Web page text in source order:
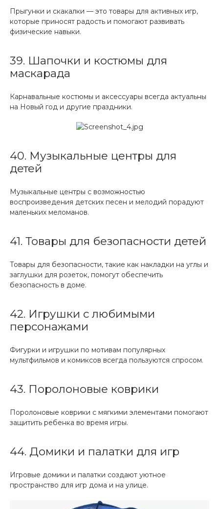
Прыгунки и скакалки — это товары для активных игр,
которые приносят радость и помогают развивать
физические навыки.
39. Шапочки и костюмы для
маскарада
Карнавальные костюмы и аксессуары всегда актуальны
на Новый год и другие праздники.
40. Музыкальные центры для
детей
Музыкальные центры с возможностью
воспроизведения детских песен и мелодий порадуют
маленьких меломанов.
41. Товары для безопасности детей
Товары для безопасности, такие как накладки на углы и
заглушки для розеток, помогут обеспечить
безопасность в доме.
42. Игрушки с любимыми
персонажами
Фигурки и игрушки по мотивам популярных
мультфильмов и комиксов всегда пользуются спросом.
43. Поролоновые коврики
Поролоновые коврики с мягкими элементами помогают
защитить ребенка во время игры.
44. Домики и палатки для игр
Игровые домики и палатки создают уютное
пространство для игр дома и на улице.